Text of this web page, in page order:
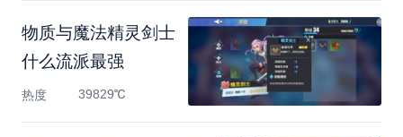
物质与魔法精灵剑士
什么流派最强
热度 39829℃